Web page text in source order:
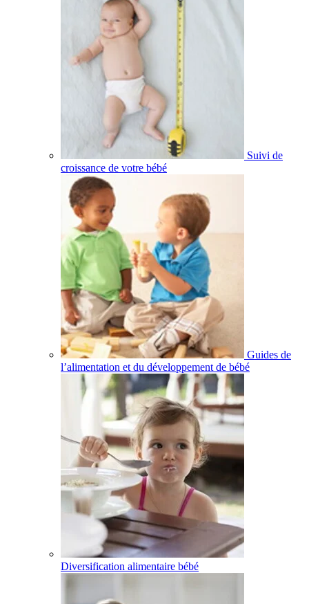
Suivi de
croissance de votre bébé
Guides de
l’alimentation et du développement de bébé
Diversification alimentaire bébé